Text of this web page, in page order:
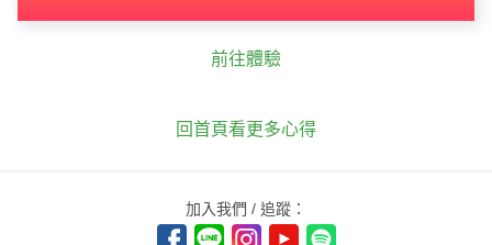
前往體驗
回首頁看更多心得
加入我們 / 追蹤：